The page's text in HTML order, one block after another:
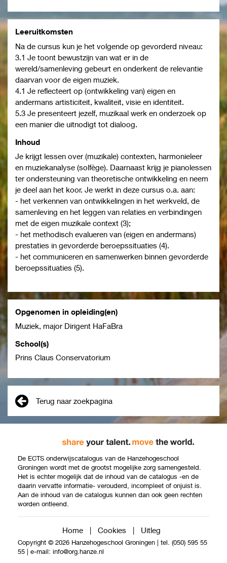
Leeruitkomsten
Na de cursus kun je het volgende op gevorderd niveau:
3.1 Je toont bewustzijn van wat er in de
wereld/samenleving gebeurt en onderkent de relevantie
daarvan voor de eigen muziek.
4.1 Je reflecteert op (ontwikkeling van) eigen en
andermans artisticiteit, kwaliteit, visie en identiteit.
5.3 Je presenteert jezelf, muzikaal werk en onderzoek op
een manier die uitnodigt tot dialoog.
Inhoud
Je krijgt lessen over (muzikale) contexten, harmonieleer
en muziekanalyse (solfège). Daarnaast krijg je pianolessen
ter ondersteuning van theoretische ontwikkeling en neem
je deel aan het koor. Je werkt in deze cursus o.a. aan:
- het verkennen van ontwikkelingen in het werkveld, de
samenleving en het leggen van relaties en verbindingen
met de eigen muzikale context (3);
- het methodisch evalueren van (eigen en andermans)
prestaties in gevorderde beroepssituaties (4).
- het communiceren en samenwerken binnen gevorderde
beroepssituaties (5).
Opgenomen in opleiding(en)
Muziek, major Dirigent HaFaBra
School(s)
Prins Claus Conservatorium
Terug naar zoekpagina
De ECTS onderwijscatalogus van de Hanzehogeschool
Groningen wordt met de grootst mogelijke zorg samengesteld.
Het is echter mogelijk dat de inhoud van de catalogus -en de
daarin vervatte informatie- verouderd, incompleet of onjuist is.
Aan de inhoud van de catalogus kunnen dan ook geen rechten
worden ontleend.
Home Cookies Uitleg
Copyright © 2026 Hanzehogeschool Groningen
tel. (050) 595 55
55
e-mail: info@org.hanze.nl